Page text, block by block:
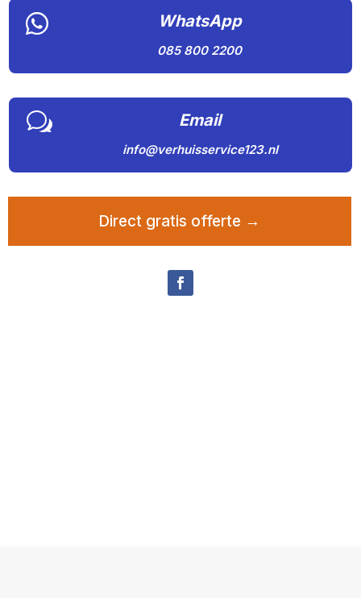
 WhatsApp
085 800 2200
w Email
info@verhuisservice123.nl
Direct gratis offerte →